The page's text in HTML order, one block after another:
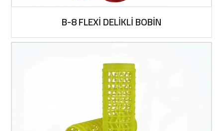
B-8 FLEXİ DELİKLİ BOBİN